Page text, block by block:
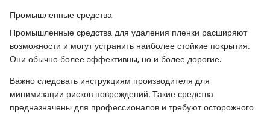
Промышленные средства
Промышленные средства для удаления пленки расширяют
возможности и могут устранить наиболее стойкие покрытия.
Они обычно более эффективны, но и более дорогие.
Важно следовать инструкциям производителя для
минимизации рисков повреждений. Такие средства
предназначены для профессионалов и требуют осторожного